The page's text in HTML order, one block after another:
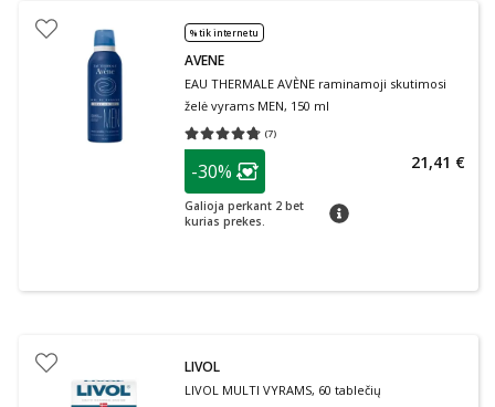
% tik internetu
AVENE
EAU THERMALE AVÈNE raminamoji skutimosi
želė vyrams MEN, 150 ml
(7)
Vidutinis įvertinimas 4.71
patarimas
Lojalumo klubo narių nuolaida
-30%
Galioja perkant 2 bet
kurias prekes.
patarimas
21,41 €
LIVOL
LIVOL MULTI VYRAMS, 60 tablečių